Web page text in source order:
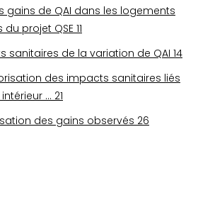
gains de QAI dans les logements
projet QSE 11
sanitaires de la variation de QAI 14
des impacts sanitaires liés
... 21
des gains observés 26